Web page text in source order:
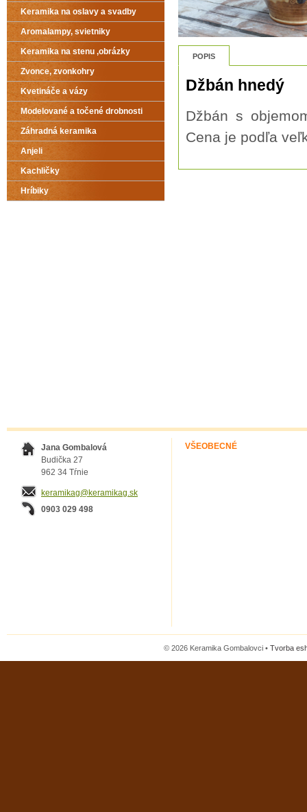
POPIS
Džbán hnedý
Džbán s
Cena je podľa
Keramika na oslavy a svadby
Aromalampy, svietniky
Keramika na stenu ,obrázky
Zvonce, zvonkohry
Kvetináče a vázy
Modelované a točené drobnosti
Záhradná keramika
Anjeli
Kachličky
Hríbiky
Jana Gombalová
Budička 27
962 34 Tŕnie
keramikag@keramikag.sk
0903 029 498
VŠEOBECNÉ
© 2026 Keramika Gombalovci • Tvorba